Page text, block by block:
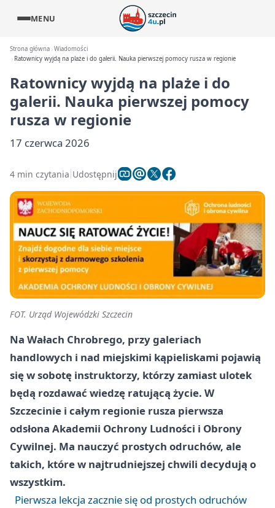
MENU
Strona główna Wiadomości
Ratownicy wyjdą na plaże i do galerii. Nauka pierwszej pomocy rusza w regionie
Ratownicy wyjdą na plaże i do
galerii. Nauka pierwszej pomocy
rusza w regionie
17 czerwca 2026
4 min czytania Udostępnij
FOT. Urząd Wojewódzki Szczecin
Na Wałach Chrobrego, przy galeriach
handlowych i nad miejskimi kąpieliskami pojawią
się w sobotę instruktorzy, którzy zamiast ulotek
będą rozdawać wiedzę ratującą życie. W
Szczecinie i całym regionie rusza pierwsza
odsłona Akademii Ochrony Ludności i Obrony
Cywilnej. Ma nauczyć prostych odruchów, ale
takich, które w najtrudniejszej chwili decydują o
wszystkim.
Pierwsza lekcja zacznie się od prostych odruchów